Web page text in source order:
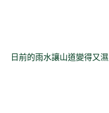
日前的雨水讓山道變得又濕